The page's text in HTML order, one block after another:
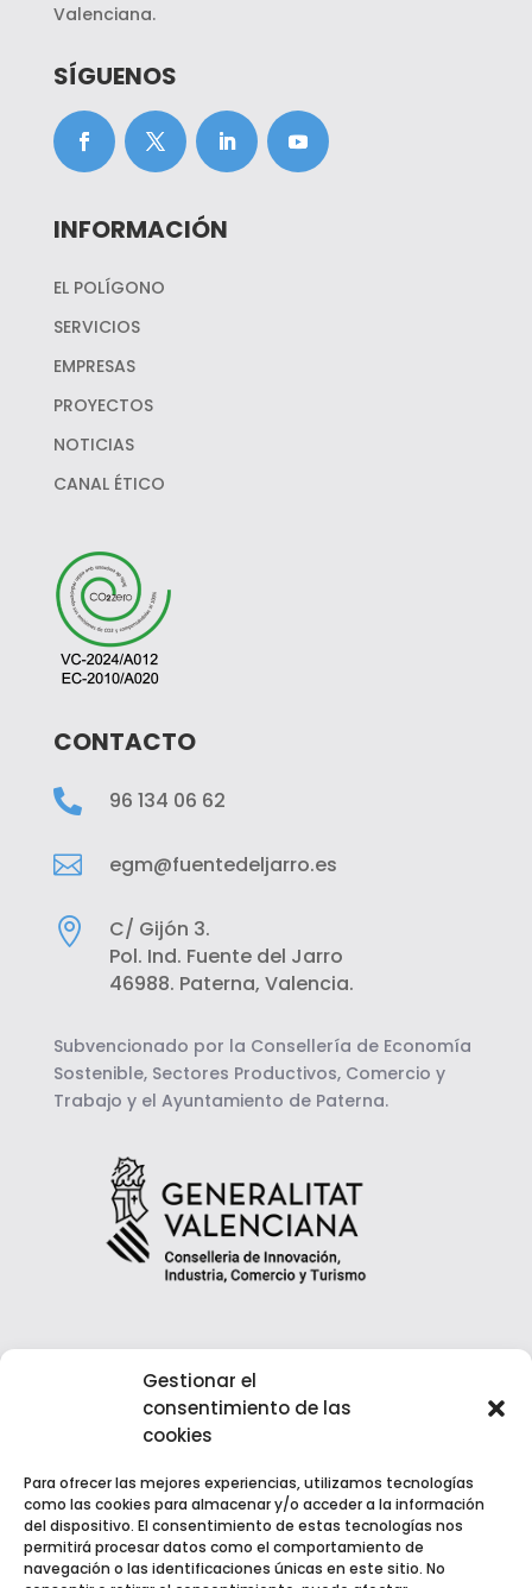
Gestionar el
consentimiento de las
cookies
Para ofrecer las mejores experiencias, utilizamos tecnologías
como las cookies para almacenar y/o acceder a la información
del dispositivo. El consentimiento de estas tecnologías nos
permitirá procesar datos como el comportamiento de
navegación o las identificaciones únicas en este sitio. No
Valenciana.
SÍGUENOS
INFORMACIÓN
EL POLÍGONO
SERVICIOS
EMPRESAS
PROYECTOS
NOTICIAS
CANAL ÉTICO
CONTACTO
 96 134 06 62
 egm@fuentedeljarro.es

C/ Gijón 3.
Pol. Ind. Fuente del Jarro
46988. Paterna, Valencia.
Subvencionado por la Consellería de Economía
Sostenible, Sectores Productivos, Comercio y
Trabajo y el Ayuntamiento de Paterna.